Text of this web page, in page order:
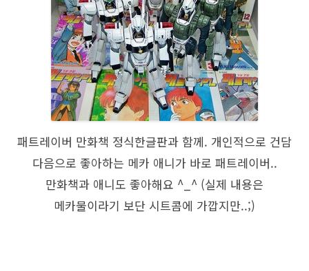
패트레이버 만화책 정식한글판과 함께. 개인적으로 건담
다음으로 좋아하는 메카 애니가 바로 패트레이버..
만화책과 애니도 좋아해요 ^_^ (실제 내용은
메카물이라기 보단 시트콤에 가깝지만..;)